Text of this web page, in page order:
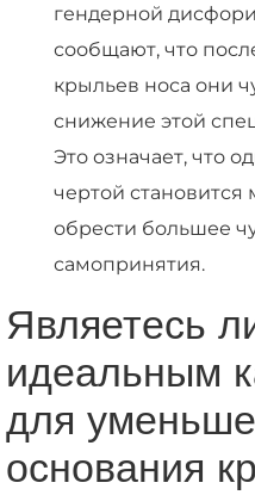
гендерной
сообщают, что
крыльев носа они
снижение этой
Это означает, что
чертой становится
обрести большее
самопринятия.
Являетесь
идеальным
для
основания